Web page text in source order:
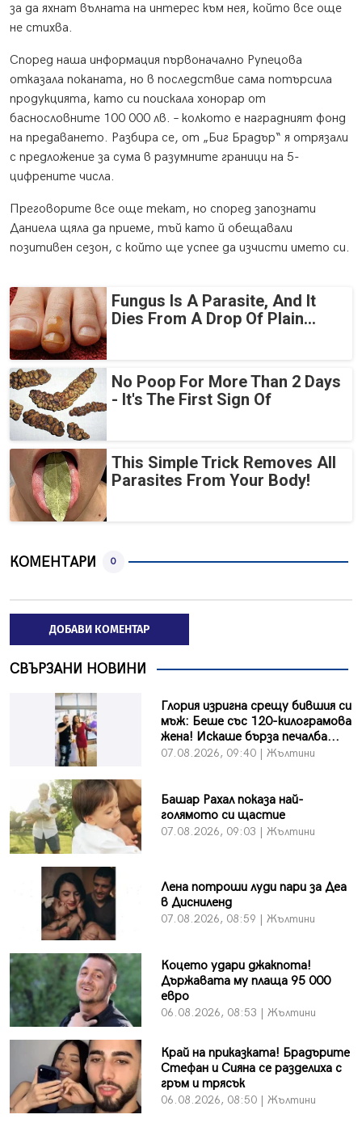
за да яхнат вълната на интерес към нея, който все още
не стихва.
Според наша информация първоначално Рупецова
отказала поканата, но в последствие сама потърсила
продукцията, като си поискала хонорар от
баснословните 100 000 лв. – колкото е наградният фонд
на предаването. Разбира се, от „Биг Брадър“ я отрязали
с предложение за сума в разумните граници на 5-
цифрените числа.
Преговорите все още текат, но според запознати
Даниела щяла да приеме, тъй като й обещавали
позитивен сезон, с който ще успее да изчисти името си.
Fungus Is A Parasite, And It
Dies From A Drop Of Plain...
No Poop For More Than 2 Days
- It's The First Sign Of
This Simple Trick Removes All
Parasites From Your Body!
КОМЕНТАРИ 0
ДОБАВИ КОМЕНТАР
СВЪРЗАНИ НОВИНИ
Глория изригна срещу бившия си
мъж: Беше със 120-килограмова
жена! Искаше бърза печалба...
07.08.2026, 09:40 | Жълтини
Башар Рахал показа най-
голямото си щастие
07.08.2026, 09:03 | Жълтини
Лена потроши луди пари за Деа
в Дисниленд
07.08.2026, 08:59 | Жълтини
Коцето удари джакпота!
Държавата му плаща 95 000
евро
06.08.2026, 08:53 | Жълтини
Край на приказката! Брадърите
Стефан и Сияна се разделиха с
гръм и трясък
06.08.2026, 08:50 | Жълтини